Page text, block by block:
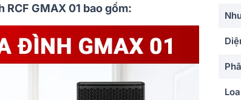
GMAX 01 bao gồm:
Loa